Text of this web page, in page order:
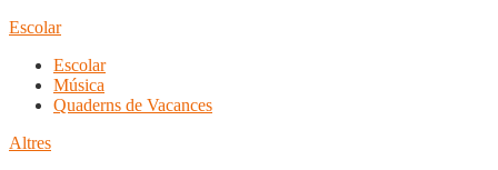
Escolar
Escolar
Música
Quaderns de Vacances
Altres